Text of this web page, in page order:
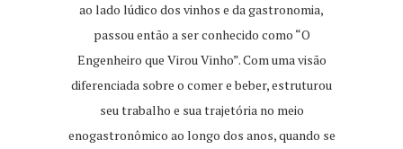
ao lado lúdico dos vinhos e da gastronomia,
passou então a ser conhecido como “O
Engenheiro que Virou Vinho”. Com uma visão
diferenciada sobre o comer e beber, estruturou
seu trabalho e sua trajetória no meio
enogastronômico ao longo dos anos, quando se